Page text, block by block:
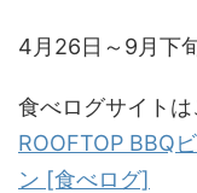
4月26日～9月下
食べログサイト
ROOFTOP BBQ
ン [食べログ]